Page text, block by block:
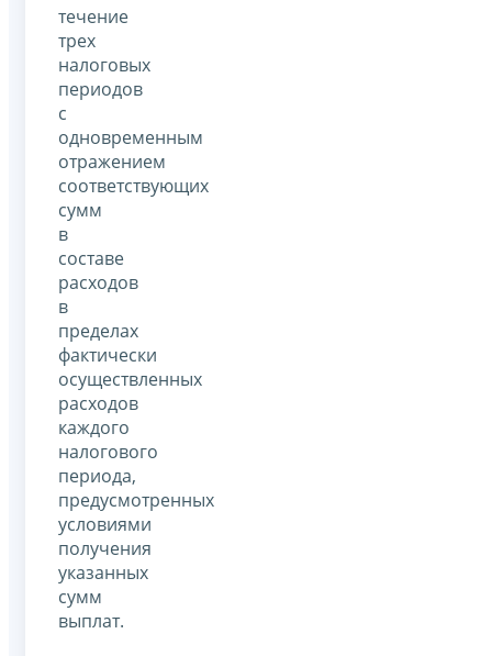
течение
трех
налоговых
периодов
с
одновременным
отражением
соответствующих
сумм
в
составе
расходов
в
пределах
фактически
осуществленных
расходов
каждого
налогового
периода,
предусмотренных
условиями
получения
указанных
сумм
выплат.